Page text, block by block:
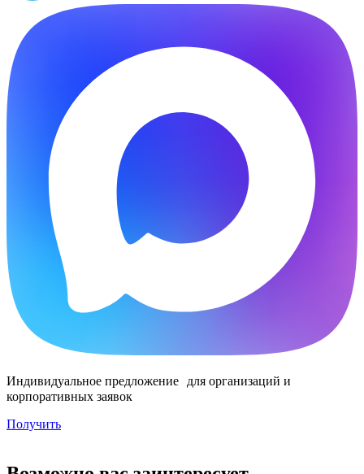
Индивидуальное предложение для организаций и
корпоративных заявок
Получить